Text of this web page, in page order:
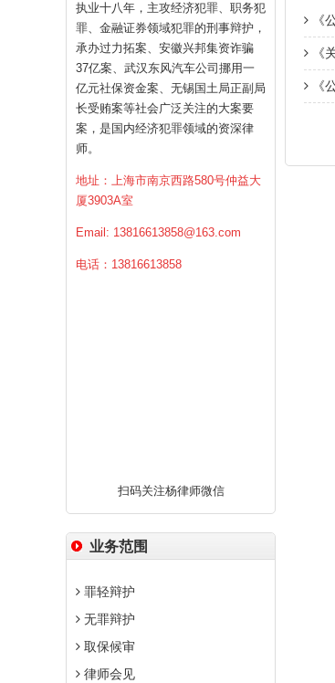
执业十八年，主攻经济犯罪、职务犯
罪、金融证券领域犯罪的刑事辩护，
承办过力拓案、安徽兴邦集资诈骗
37亿案、武汉东风汽车公司挪用一
亿元社保资金案、无锡国土局正副局
长受贿案等社会广泛关注的大案要
案，是国内经济犯罪领域的资深律
师。
地址：上海市南京西路580号仲益大
厦3903A室
Email: 13816613858@163.com
电话：13816613858
扫码关注杨律师微信
业务范围
罪轻辩护
无罪辩护
取保候审
律师会见
《
《
《